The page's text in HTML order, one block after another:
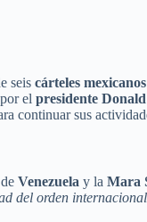
seis cárteles mexicanos
el presidente
continuar sus
de Venezuela y la Mara
del orden